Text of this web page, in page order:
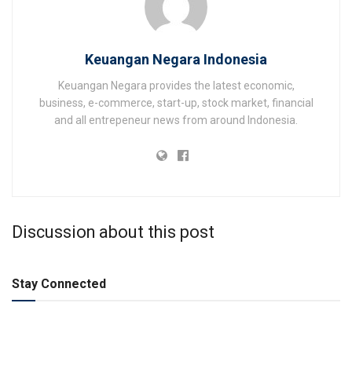
Keuangan Negara Indonesia
Keuangan Negara provides the latest economic,
business, e-commerce, start-up, stock market, financial
and all entrepeneur news from around Indonesia.
Discussion about this post
Stay Connected